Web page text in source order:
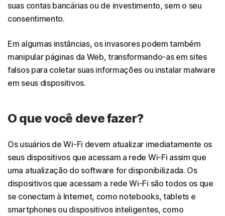
suas contas bancárias ou de investimento, sem o seu
consentimento.
Em algumas instâncias, os invasores podem também
manipular páginas da Web, transformando-as em sites
falsos para coletar suas informações ou instalar malware
em seus dispositivos.
O que você deve fazer?
Os usuários de Wi-Fi devem atualizar imediatamente os
seus dispositivos que acessam a rede Wi-Fi assim que
uma atualização do software for disponibilizada. Os
dispositivos que acessam a rede Wi-Fi são todos os que
se conectam à Internet, como notebooks, tablets e
smartphones ou dispositivos inteligentes, como